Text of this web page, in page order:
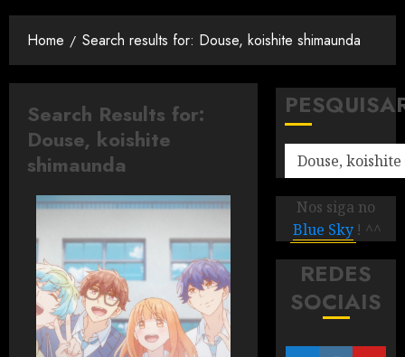
Home Search results for: Douse, koishite shimaunda
Search Results for:
Douse, koishite
shimaunda
Nos siga no
Blue Sky ! ^^
REDES
SOCIAIS